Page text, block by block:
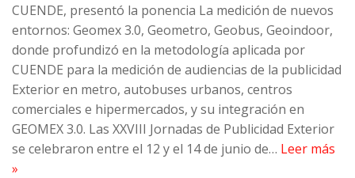
CUENDE, presentó la ponencia La medición de nuevos
entornos: Geomex 3.0, Geometro, Geobus, Geoindoor,
donde profundizó en la metodología aplicada por
CUENDE para la medición de audiencias de la publicidad
Exterior en metro, autobuses urbanos, centros
comerciales e hipermercados, y su integración en
GEOMEX 3.0. Las XXVIII Jornadas de Publicidad Exterior
se celebraron entre el 12 y el 14 de junio de… Leer más
»